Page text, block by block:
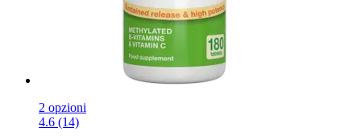
2 opzioni
4.6 (14)